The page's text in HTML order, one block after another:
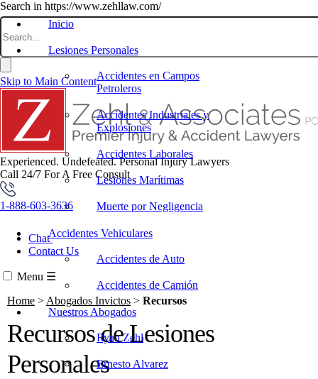
Search in https://www.zehllaw.com/
Skip to Main Content
Experienced. Undefeated.Personal Injury Lawyers
Call 24/7 For A Free Consult
1-888-603-3636
Chat
Contact Us
Menu ☰
Inicio
Lesiones Personales
Accidentes en Campos
Petroleros
Accidentes Industriales y
Explosiones
Accidentes Laborales
Lesiones Marítimas
Muerte por Negligencia
Accidentes Vehiculares
Accidentes de Auto
Accidentes de Camión
Nuestros Abogados
Ryan Zehl
Ernesto Alvarez
Home > Abogados Invictos > Recursos
Recursos de Lesiones
Personales